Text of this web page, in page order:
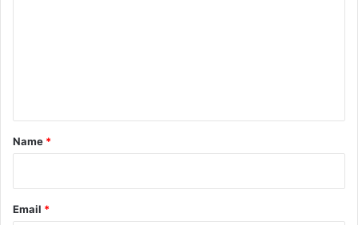
*
Name *
Email *